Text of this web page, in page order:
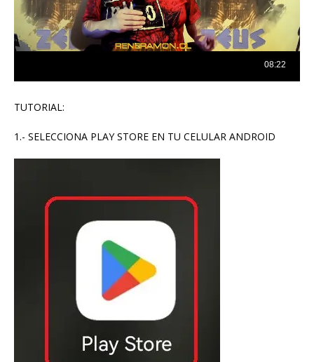
TUTORIAL:
1.- SELECCIONA PLAY STORE EN TU CELULAR ANDROID